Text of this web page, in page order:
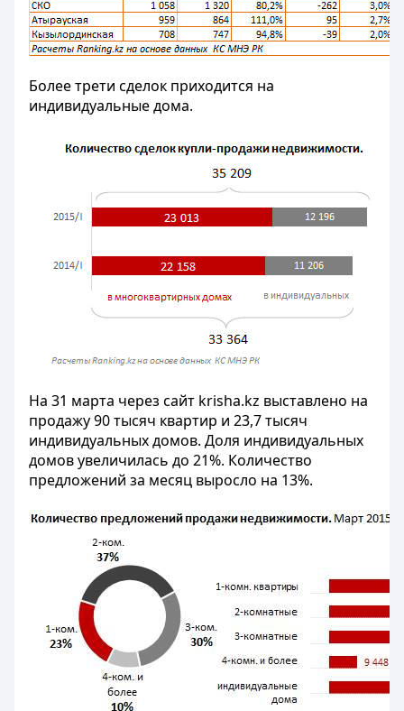
Более трети сделок приходится на
индивидуальные дома.
На 31 марта через сайт krisha.kz выставлено на
продажу 90 тысяч квартир и 23,7 тысяч
индивидуальных домов. Доля индивидуальных
домов увеличилась до 21%. Количество
предложений за месяц выросло на 13%.